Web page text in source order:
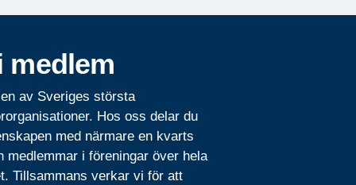
medlem
av Sveriges största
Hos oss delar du
med närmare en kvarts
medlemmar i föreningar över hela
Tillsammans verkar vi för att